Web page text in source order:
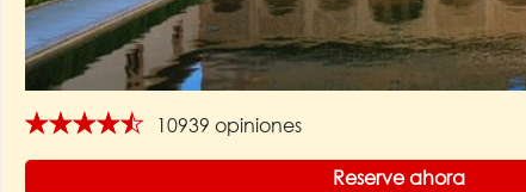
★★★★★ 10939 opiniones
Reserve ahora